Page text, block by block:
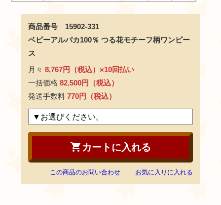
商品番号 15902-331
ベビーアルパカ100％ つる花モチーフ柄ワンピー
ス
月々8,767円（税込）×10回払い
一括価格82,500円（税込）
発送手数料770円（税込）
shopping_cart カートに入れる
この商品のお問い合わせ お気に入りに入れる